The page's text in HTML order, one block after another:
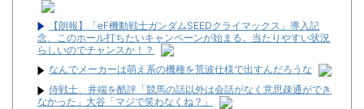
【朗報】「eF機動戦士ガンダムSEEDクライマックス」導入記
念、このホール打ちたいキャンペーンが始まる。当たりやすい状況
らしいのでチャンスか！？
なんでメーカーは萌え系の機種を荒波仕様で出すんだろうな
侍戦士、井端を酷評「競馬の話以外は会話がなく意思疎通ができ
なかった」大谷「マジで笑わなくね？」